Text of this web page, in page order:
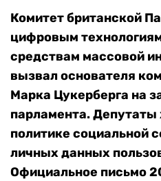
Комитет британской
цифровым
средствам массовой
вызвал основателя
Марка Цукерберга на
парламента. Депутаты
политике социальной
личных данных
Официальное письмо